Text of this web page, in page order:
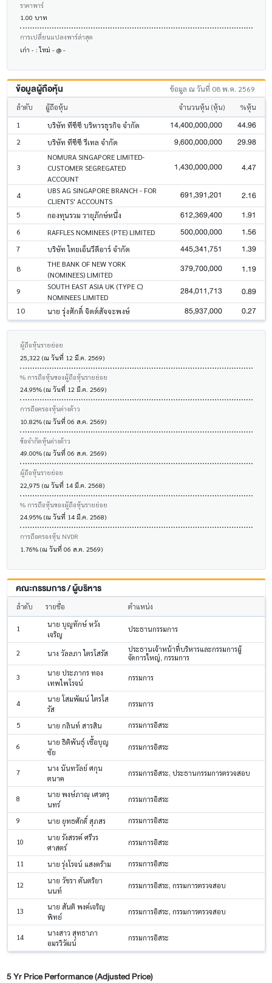
ราคาพาร์
1.00 บาท
การเปลี่ยนแปลงพาร์ล่าสุด
เก่า - : ใหม่ - @ -
ข้อมูลผู้ถือหุ้น ข้อมูล ณ วันที่ 08 พ.ค. 2569
ลำดับ ผู้ถือหุ้น จำนวนหุ้น (หุ้น) %หุ้น
1 บริษัท ทีซีซี บริหารธุรกิจ จำกัด 14,400,000,000 44.96
2 บริษัท ทีซีซี รีเทล จำกัด 9,600,000,000 29.98
3
NOMURA SINGAPORE LIMITED-
CUSTOMER SEGREGATED
ACCOUNT
1,430,000,000 4.47
4
UBS AG SINGAPORE BRANCH - FOR
CLIENTS' ACCOUNTS
691,391,201 2.16
5 กองทุนรวม วายุภักษ์หนึ่ง 612,369,400 1.91
6 RAFFLES NOMINEES (PTE) LIMITED 500,000,000 1.56
7 บริษัท ไทยเอ็นวีดีอาร์ จำกัด 445,341,751 1.39
8
THE BANK OF NEW YORK
(NOMINEES) LIMITED
379,700,000 1.19
9
SOUTH EAST ASIA UK (TYPE C)
NOMINEES LIMITED
284,011,713 0.89
10 นาย รุ่งศักดิ์ จิตต์สัจจะพงษ์ 85,937,000 0.27
ผู้ถือหุ้นรายย่อย
25,322 (ณ วันที่ 12 มี.ค. 2569)
% การถือหุ้นของผู้ถือหุ้นรายย่อย
24.95% (ณ วันที่ 12 มี.ค. 2569)
การถือครองหุ้นต่างด้าว
10.82% (ณ วันที่ 06 ส.ค. 2569)
ข้อจำกัดหุ้นต่างด้าว
49.00% (ณ วันที่ 06 ส.ค. 2569)
ผู้ถือหุ้นรายย่อย
22,975 (ณ วันที่ 14 มี.ค. 2568)
% การถือหุ้นของผู้ถือหุ้นรายย่อย
24.95% (ณ วันที่ 14 มี.ค. 2568)
การถือครองหุ้น NVDR
1.76% (ณ วันที่ 06 ส.ค. 2569)
คณะกรรมการ / ผู้บริหาร
ลำดับ รายชื่อ ตำแหน่ง
1
นาย บุญทักษ์ หวัง
เจริญ
ประธานกรรมการ
2 นาง วัลลภา ไตรโสรัส
ประธานเจ้าหน้าที่บริหารและกรรมการผู้
จัดการใหญ่, กรรมการ
3
นาย ประภากร ทอง
เทพไพโรจน์
กรรมการ
4
นาย โสมพัฒน์ ไตรโส
รัส
กรรมการ
5 นาย กลินท์ สารสิน กรรมการอิสระ
6
นาย ธิติพันธุ์ เชื้อบุญ
ชัย
กรรมการอิสระ
7
นาง นันทวัลย์ ศกุน
ตนาค
กรรมการอิสระ, ประธานกรรมการตรวจสอบ
8
นาย พงษ์ภาณุ เศวตรุ
นทร์
กรรมการอิสระ
9 นาย ยุทธศักดิ์ สุภสร กรรมการอิสระ
10
นาย รังสรรค์ ศรีวร
ศาสตร์
กรรมการอิสระ
11 นาย รุ่งโรจน์ แสงคร้าม กรรมการอิสระ
12
นาย วัชรา ตันตริยา
นนท์
กรรมการอิสระ, กรรมการตรวจสอบ
13
นาย สันติ พงค์เจริญ
พิทย์
กรรมการอิสระ, กรรมการตรวจสอบ
14
นางสาว สุทธาภา
อมรวิวัฒน์
กรรมการอิสระ
5 Yr Price Performance (Adjusted Price)